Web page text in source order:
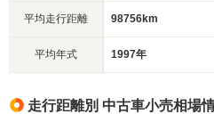
平均走行距離 98756km
平均年式 1997年
走行距離別 中古車小売相場